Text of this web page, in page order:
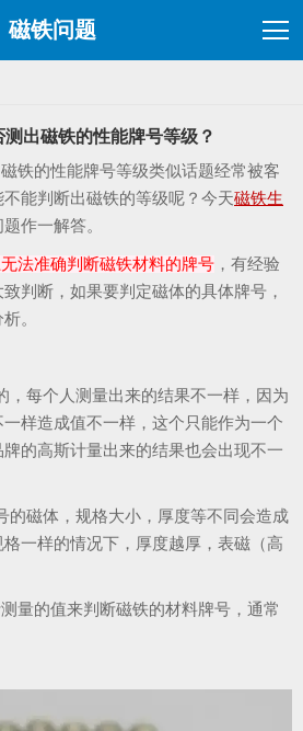
磁铁问题
测出磁铁的性能牌号等级？
铁的性能牌号等级类似话题经常被客
能判断出磁铁的等级呢？今天磁铁生
作一解答。
法准确判断磁铁材料的牌号 ，有经验
判断，如果要判定磁体的具体牌号，
。
，每个人测量出来的结果不一样，因为
样造成值不一样，这个只能作为一个
的高斯计量出来的结果也会出现不一
的磁体，规格大小，厚度等不同会造成
一样的情况下，厚度越厚，表磁（高
量的值来判断磁铁的材料牌号，通常